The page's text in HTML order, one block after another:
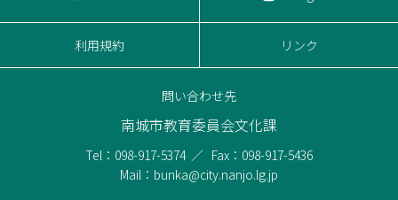
利用規約 リンク
問い合わせ先
南城市教育委員会文化課
Tel：098-917-5374
Fax：098-917-5436
Mail：bunka@city.nanjo.lg.jp